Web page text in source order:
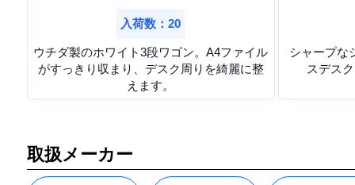
入荷数：20
ウチダ製のホワイト3段ワゴン。A4ファイル
がすっきり収まり、デスク周りを綺麗に整
えます。
シャープな
スデス
取扱メーカー